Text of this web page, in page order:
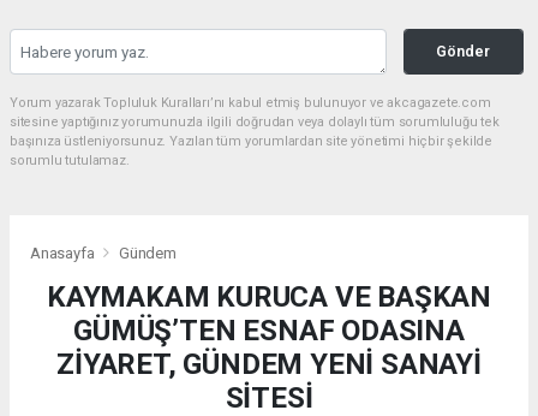
Gönder
Yorum yazarak Topluluk Kuralları’nı kabul etmiş bulunuyor ve akcagazete.com
sitesine yaptığınız yorumunuzla ilgili doğrudan veya dolaylı tüm sorumluluğu tek
başınıza üstleniyorsunuz. Yazılan tüm yorumlardan site yönetimi hiçbir şekilde
sorumlu tutulamaz.
Anasayfa Gündem
KAYMAKAM KURUCA VE BAŞKAN
GÜMÜŞ’TEN ESNAF ODASINA
ZİYARET, GÜNDEM YENİ SANAYİ
SİTESİ